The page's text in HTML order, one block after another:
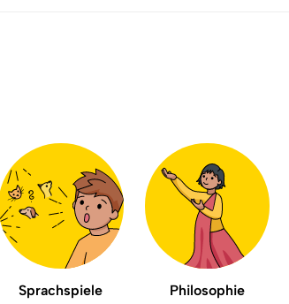
Sprachspiele Philosophie